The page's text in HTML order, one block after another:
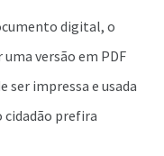
digital, o
versão em PDF
ser impressa e usada
cidadão prefira